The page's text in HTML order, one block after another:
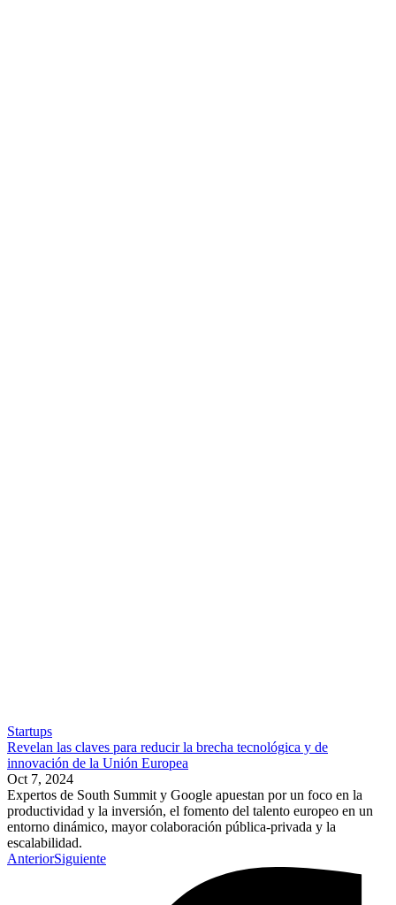
Startups
Revelan las claves para reducir la brecha tecnológica y de
innovación de la Unión Europea
Oct 7, 2024
Expertos de South Summit y Google apuestan por un foco en la
productividad y la inversión, el fomento del talento europeo en un
entorno dinámico, mayor colaboración pública-privada y la
escalabilidad.
AnteriorSiguiente